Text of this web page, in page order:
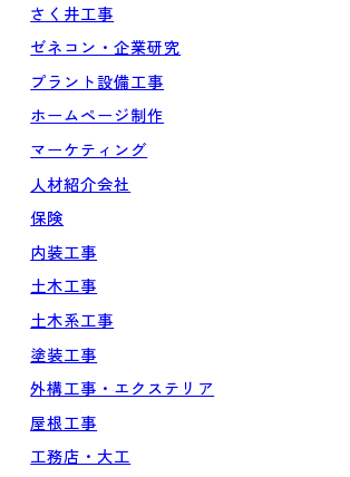
さく井工事
ゼネコン・企業研究
プラント設備工事
ホームページ制作
マーケティング
人材紹介会社
保険
内装工事
土木工事
土木系工事
塗装工事
外構工事・エクステリア
屋根工事
工務店・大工